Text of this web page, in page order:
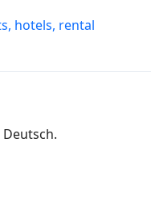
Deutsch.